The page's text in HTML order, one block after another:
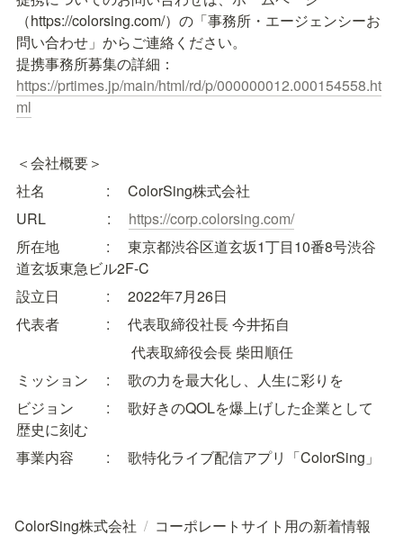
（https://colorsing.com/）の「事務所・エージェンシーお
問い合わせ」からご連絡ください。
提携事務所募集の詳細：
https://prtimes.jp/main/html/rd/p/000000012.000154558.ht
ml
＜会社概要＞
社名 　　　　: 　ColorSing株式会社
URL　　　　 : https://corp.colorsing.com/
所在地 　　　: 　東京都渋谷区道玄坂1丁目10番8号渋谷
道玄坂東急ビル2F-C
設立日 　　　: 　2022年7月26日
代表者 　　　:　 代表取締役社長 今井拓自
代表取締役会長 柴田順任
ミッション 　: 　歌の力を最大化し、人生に彩りを
ビジョン　　 :　 歌好きのQOLを爆上げした企業として
歴史に刻む
事業内容 　　: 　歌特化ライブ配信アプリ「ColorSing」
ColorSing株式会社 / コーポレートサイト用の新着情報